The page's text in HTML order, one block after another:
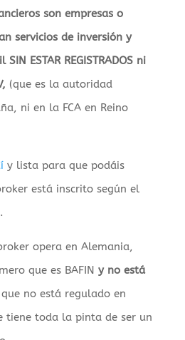
son empresas o
servicios de inversión y
ESTAR REGISTRADOS ni
(que es la autoridad
ni en la FCA en Reino
y lista para que podáis
está inscrito según el
opera en Alemania,
que es BAFIN y no está
no está regulado en
tiene toda la pinta de ser un